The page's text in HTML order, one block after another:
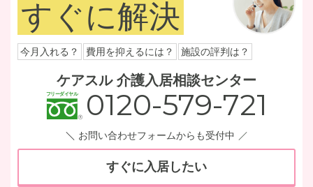
すぐに解決
今月入れる？ 費用を抑えるには？ 施設の評判は？
ケアスル 介護入居相談センター
0120-579-721
お問い合わせフォームからも受付中
すぐに入居したい